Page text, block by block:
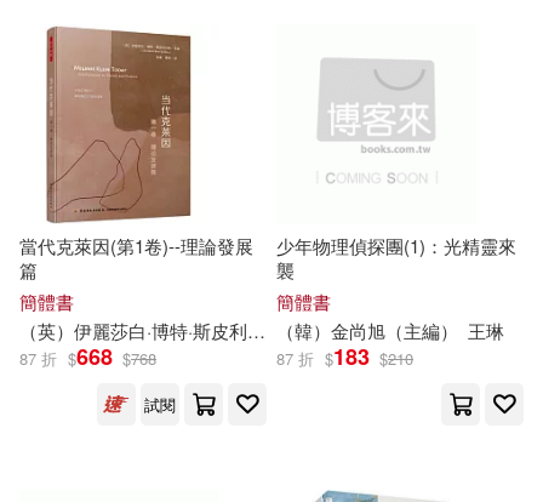
玲廊滿藝(331)
電子書閱讀器(9)
電子書(12230)
根華編輯部(348)
文心（主編）(344)
中公教育教師招聘考試研究院(325)
AI-PROJECT(299)
徐林（主編）(290)
化學工業出版社(9819)
電子工業出版社(8013)
人民郵電出版社(6680)
北京理工大學出版社(5728)
社會科學文獻出版社(5713)
中國人民大學出版社(5615)
可海外宅配(443923)
可港澳店取(441312)
可新加坡店取(440340)
當代克萊因(第1卷)--理論發展
篇
簡體書
（英）伊麗莎白·博特·斯皮利厄斯（ELIZABETH BOTT SPILLIUS）（
87 折 $668 $768
試閱
少年物理偵探團(1)：光精靈來
襲
簡體書
（韓）金尚旭（主編） 王琳
87 折 $183 $210